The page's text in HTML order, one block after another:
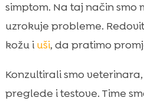
simptom. Na taj način smo
uzrokuje probleme.
kožu iuši, da pratimo
Konzultirali smo
preglede i testove. Time